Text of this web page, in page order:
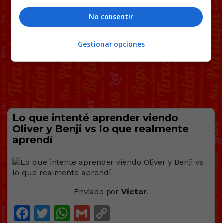
Lo que intenté aprender viendo
Oliver y Benji vs lo que realmente
aprendí
Enviado por Víctor.
Facebook
Twitter
WhatsApp
Gmail
No consentir
Gestionar opciones